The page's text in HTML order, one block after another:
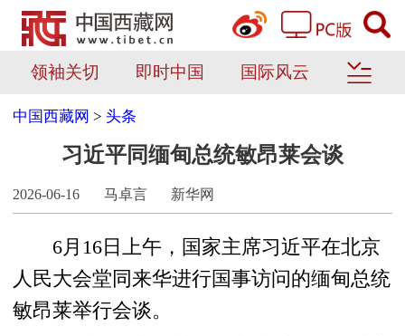
领袖关切 即时中国 国际风云
中国西藏网 >头条
习近平同缅甸总统敏昂莱会谈
2026-06-16 马卓言 新华网
6月16日上午，国家主席习近平在北京
人民大会堂同来华进行国事访问的缅甸总统
敏昂莱举行会谈。